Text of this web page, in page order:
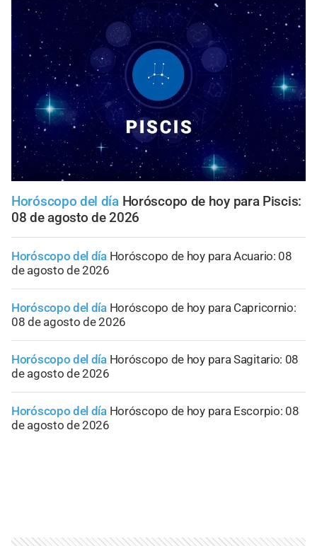
Horóscopo del día Horóscopo de hoy para Piscis:
08 de agosto de 2026
Horóscopo del día Horóscopo de hoy para Acuario: 08
de agosto de 2026
Horóscopo del día Horóscopo de hoy para Capricornio:
08 de agosto de 2026
Horóscopo del día Horóscopo de hoy para Sagitario: 08
de agosto de 2026
Horóscopo del día Horóscopo de hoy para Escorpio: 08
de agosto de 2026